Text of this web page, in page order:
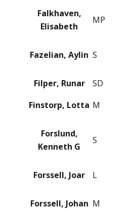
Falkhaven,
Elisabeth
MP
Fazelian, Aylin S
Filper, Runar SD
Finstorp, Lotta M
Forslund,
Kenneth G
S
Forssell, Joar L
Forssell, Johan M